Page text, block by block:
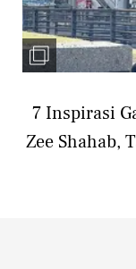
7 Inspirasi
Zee Shahab,